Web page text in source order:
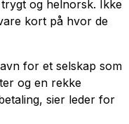
og helnorsk. Ikke
kort på hvor de
for et selskap som
og en rekke
sier leder for